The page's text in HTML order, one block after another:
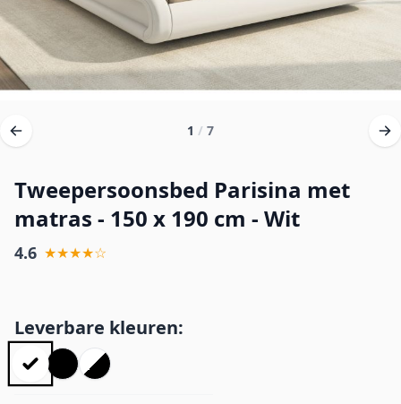
1 / 7
Tweepersoonsbed Parisina met
matras - 150 x 190 cm - Wit
4.6 ★★★★☆
Leverbare kleuren: